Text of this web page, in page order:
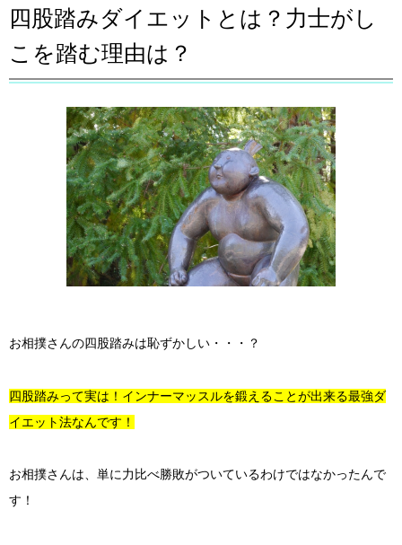
四股踏みダイエットとは？力士がし
こを踏む理由は？
お相撲さんの四股踏みは恥ずかしい・・・？
四股踏みって実は！インナーマッスルを鍛えることが出来る最強ダ
イエット法なんです！
お相撲さんは、単に力比べ勝敗がついているわけではなかったんで
す！